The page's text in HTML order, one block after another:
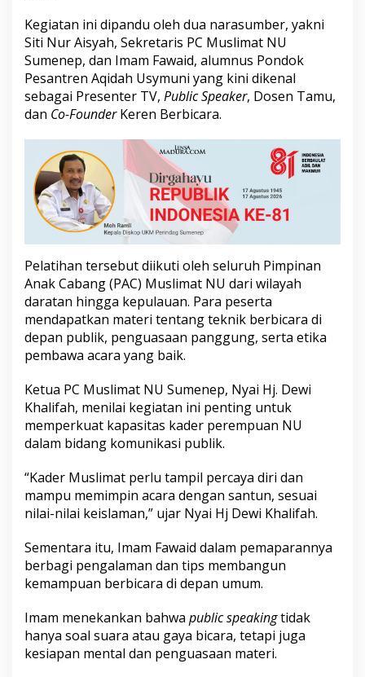
a
r
P
e
l
a
t
h
n
s
t
e
r
o
f
C
e
r
e
m
n
y
Kegiatan ini dipandu oleh dua narasumber, yakni
Siti Nur Aisyah, Sekretaris PC Muslimat NU
Sumenep, dan Imam Fawaid, alumnus Pondok
Pesantren Aqidah Usymuni yang kini dikenal
sebagai Presenter TV, Public Speaker, Dosen Tamu,
dan Co-FounderKeren Berbicara.
Pelatihan tersebut diikuti oleh seluruh Pimpinan
Anak Cabang (PAC) Muslimat NU dari wilayah
daratan hingga kepulauan. Para peserta
mendapatkan materi tentang teknik berbicara di
depan publik, penguasaan panggung, serta etika
pembawa acara yang baik.
Ketua PC Muslimat NU Sumenep, Nyai Hj. Dewi
Khalifah, menilai kegiatan ini penting untuk
memperkuat kapasitas kader perempuan NU
dalam bidang komunikasi publik.
“Kader Muslimat perlu tampil percaya diri dan
mampu memimpin acara dengan santun, sesuai
nilai-nilai keislaman,” ujar Nyai Hj Dewi Khalifah.
Sementara itu, Imam Fawaid dalam pemaparannya
berbagi pengalaman dan tips membangun
kemampuan berbicara di depan umum.
Imam menekankan bahwa public speakingtidak
hanya soal suara atau gaya bicara, tetapi juga
kesiapan mental dan penguasaan materi.